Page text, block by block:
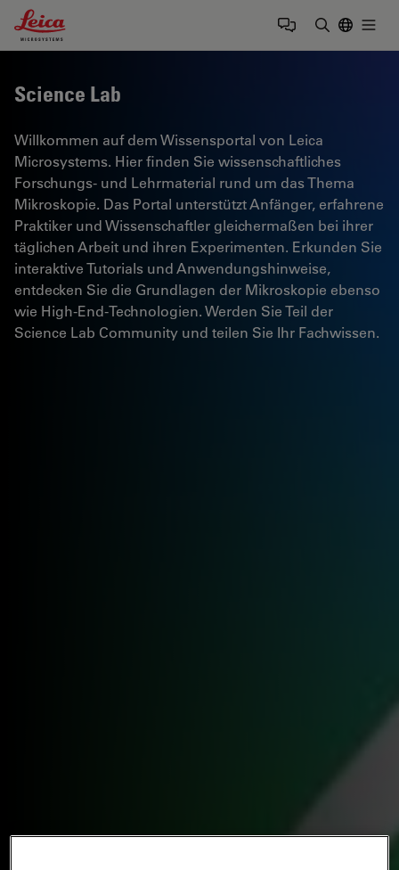
Leica Microsystems Logo
Science Lab
Willkommen auf dem Wissensportal von Leica
Microsystems. Hier finden Sie wissenschaftliches
Forschungs- und Lehrmaterial rund um das Thema
Mikroskopie. Das Portal unterstützt Anfänger, erfahrene
Praktiker und Wissenschaftler gleichermaßen bei ihrer
täglichen Arbeit und ihren Experimenten. Erkunden Sie
interaktive Tutorials und Anwendungshinweise,
entdecken Sie die Grundlagen der Mikroskopie ebenso
wie High-End-Technologien. Werden Sie Teil der
Science Lab Community und teilen Sie Ihr Fachwissen.